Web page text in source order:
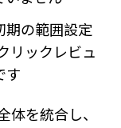
期の範囲設定
リックレビュ
す
体を統合し、